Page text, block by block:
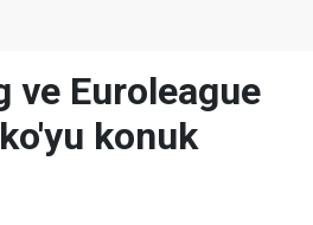
ve Euroleague
konuk